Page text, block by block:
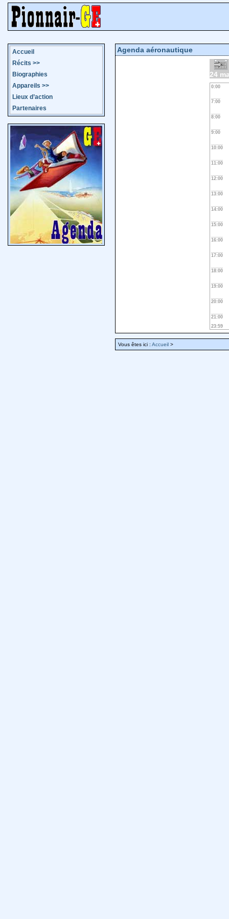
Accueil
Récits >>
Biographies
Appareils >>
Lieux d’action
Partenaires
Agenda aéronautique
24
0:00
7:00
8:00
9:00
10:00
11:00
12:00
13:00
14:00
15:00
16:00
17:00
18:00
19:00
20:00
21:00
23:59
Vous êtes ici : Accueil >